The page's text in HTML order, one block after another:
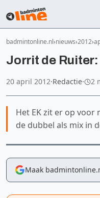
badmintonline.nl nieuws 2012
Jorrit de
20 april 2012·Redactie· 2
Het EK zit er op voor
de dubbel als mix in
Maak